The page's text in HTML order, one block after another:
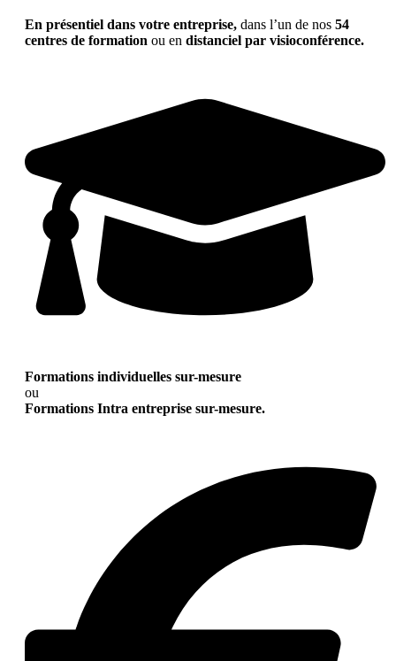
En présentiel dans votre entreprise, dans l’un de nos 54
centres de formation ou en distanciel par visioconférence.
Formations individuelles sur-mesure
ou
Formations Intra entreprise sur-mesure.